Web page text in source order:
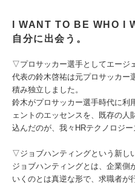
I WANT TO BE WHO I
自分に出会う。
▽プロサッカー選手としてエージ
代表の鈴木啓祐は元プロサッカー
積み独立しました。
鈴木がプロサッカー選手時代に利
ェントのエッセンスを、既存の人
込んだのが、我々HRテクノロジー
▽ジョブハンティングという新し
ジョブハンティングとは、企業側
いくのとは真逆な形で、求職者が